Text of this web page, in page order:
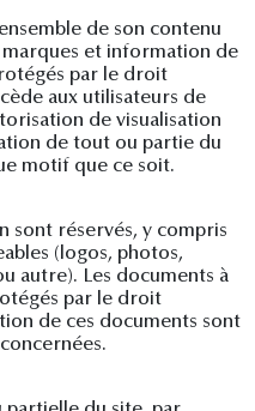
de son contenu
et information de
par le droit
aux utilisateurs de
de visualisation
de tout ou partie du
motif que ce soit.
sont réservés, y compris
(logos, photos,
autre). Les documents à
par le droit
de ces documents sont